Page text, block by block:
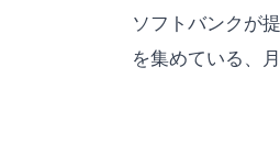
ソフトバンクが
を集めている、